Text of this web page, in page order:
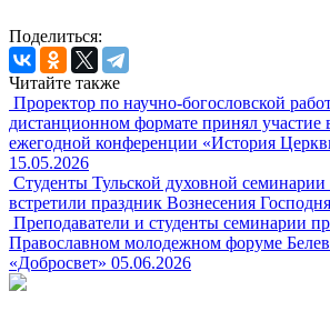
Поделиться:
Читайте также
Проректор по научно-богословской
дистанционном формате принял участие
ежегодной конференции «История
15.05.2026
Студенты Тульской духовной
встретили праздник Вознесения Господня
Преподаватели и студенты семинарии
Православном молодежном форуме
«Добросвет» 05.06.2026